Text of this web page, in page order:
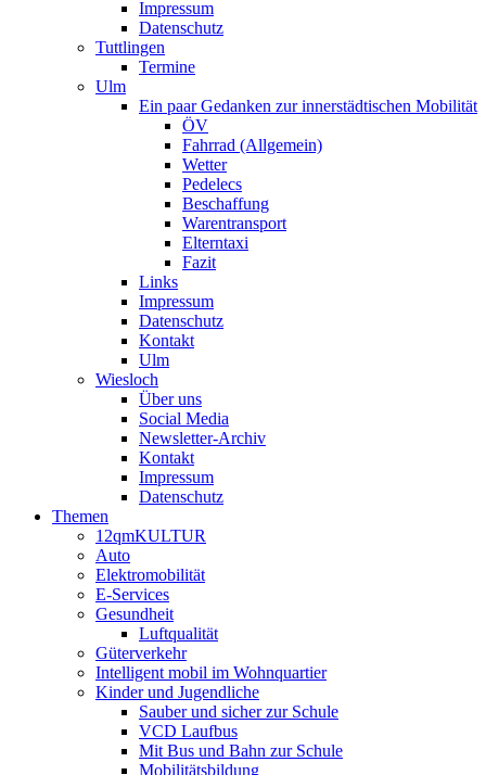
Impressum
Datenschutz
Tuttlingen
Termine
Ulm
Ein paar Gedanken zur innerstädtischen Mobilität
ÖV
Fahrrad (Allgemein)
Wetter
Pedelecs
Beschaffung
Warentransport
Elterntaxi
Fazit
Links
Impressum
Datenschutz
Kontakt
Ulm
Wiesloch
Über uns
Social Media
Newsletter-Archiv
Kontakt
Impressum
Datenschutz
Themen
12qmKULTUR
Auto
Elektromobilität
E-Services
Gesundheit
Luftqualität
Güterverkehr
Intelligent mobil im Wohnquartier
Kinder und Jugendliche
Sauber und sicher zur Schule
VCD Laufbus
Mit Bus und Bahn zur Schule
Mobilitätsbildung